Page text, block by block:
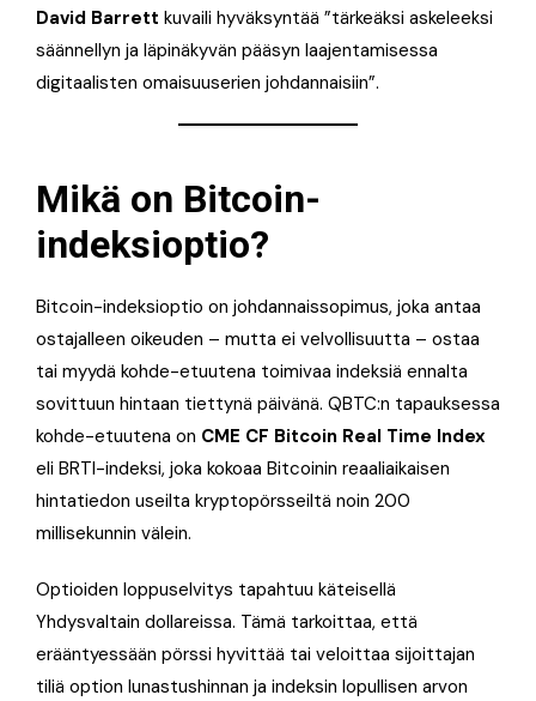
David Barrett kuvaili hyväksyntää ”tärkeäksi askeleeksi
säännellyn ja läpinäkyvän pääsyn laajentamisessa
digitaalisten omaisuuserien johdannaisiin”.
Mikä on Bitcoin-
indeksioptio?
Bitcoin-indeksioptio on johdannaissopimus, joka antaa
ostajalleen oikeuden – mutta ei velvollisuutta – ostaa
tai myydä kohde-etuutena toimivaa indeksiä ennalta
sovittuun hintaan tiettynä päivänä. QBTC:n tapauksessa
kohde-etuutena on CME CF Bitcoin Real Time Index
eli BRTI-indeksi, joka kokoaa Bitcoinin reaaliaikaisen
hintatiedon useilta kryptopörsseiltä noin 200
millisekunnin välein.
Optioiden loppuselvitys tapahtuu käteisellä
Yhdysvaltain dollareissa. Tämä tarkoittaa, että
erääntyessään pörssi hyvittää tai veloittaa sijoittajan
tiliä option lunastushinnan ja indeksin lopullisen arvon